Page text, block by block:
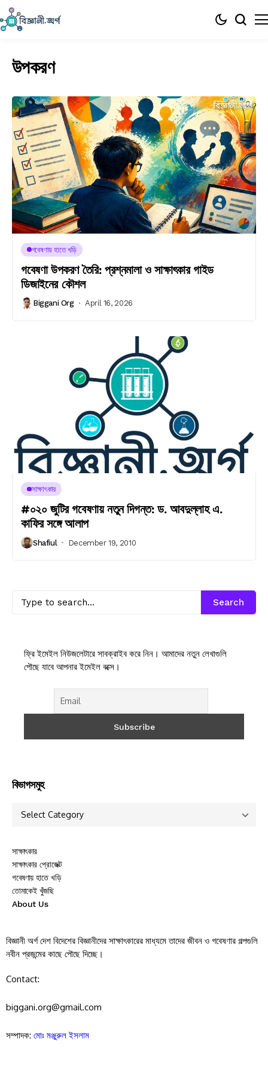
উপকরণ
গবেষণায় হাতে খড়ি
গবেষণা উপকরণ তৈরি: প্রশ্নমালা ও সাক্ষাৎকার গাইড
ডিজাইনের কৌশল
Biggani Org April 16, 2026
সাক্ষাৎকার
#০২০ জুটির গবেষণায় নতুন দিগন্ত: ড. আবদুল্লাহ এ.
কাফির সঙ্গে আলাপ
Shafiul December 19, 2010
Search
ফ্রি ইমেইল নিউজলেটারে সাবক্রাইব করে নিন। আমাদের নতুন লেখাগুলি
পৌছে যাবে আপনার ইমেইল বক্সে।
বিভাগসমুহ
সাক্ষাৎকার
সাক্ষাৎকার প্রোজেক্ট
গবেষণায় হাতে খড়ি
তোমাকেই খুঁজছি
About Us
বিজ্ঞানী অর্গ দেশ বিদেশের বিজ্ঞানীদের সাক্ষাৎকারের মাধ্যমে তাদের জীবন ও গবেষণার গল্পগুলি
নবীন প্রজন্মের কাছে পৌছে দিচ্ছে।
Contact:
biggani.org@gmail.com
সম্পাদক: মোঃ মঞ্জুরুল ইসলাম